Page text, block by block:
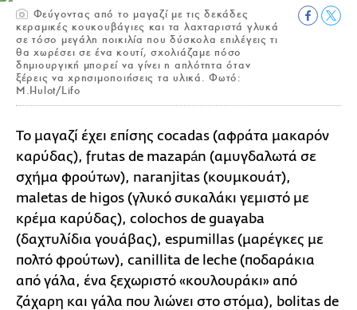
Φεύγοντας από το μαγαζί με τις δεκάδες
κεραμικές κουκουβάγιες και τα λαχταριστά γλυκά
σε τόσο μεγάλη ποικιλία που δύσκολα επιλέγεις τι
θα χωρέσει σε ένα κουτί, σχολιάζαμε πόσο
δημιουργική μπορεί να γίνει η απλότητα όταν
ξέρεις να χρησιμοποιήσεις τα υλικά. Φωτό:
M.Hulot/Lifo
Το μαγαζί έχει επίσης cocadas (αφράτα μακαρόν
καρύδας), frutas de mazapán (αμυγδαλωτά σε
σχήμα φρούτων), naranjitas (κουμκουάτ),
maletas de higos (γλυκό συκαλάκι γεμιστό με
κρέμα καρύδας), colochos de guayaba
(δαχτυλίδια γουάβας), espumillas (μαρέγκες με
πολτό φρούτων), canillita de leche (ποδαράκια
από γάλα, ένα ξεχωριστό «κουλουράκι» από
ζάχαρη και γάλα που λιώνει στο στόμα), bolitas de